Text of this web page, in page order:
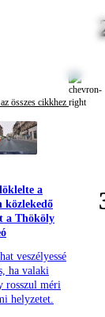
összes cikkhez
a
közlekedő
a Thököly
veszélyessé
ha valaki
rosszul méri
helyzetet.